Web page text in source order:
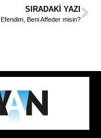
SIRADAKI YAZI
Efendim, Beni Affeder misin?